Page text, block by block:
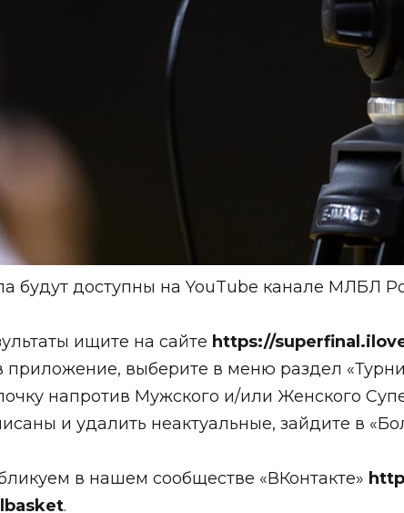
будут доступны на YouTube канале МЛБЛ
ищите на сайте https://
приложение, выберите в меню раздел
напротив Мужского и/или Женского
и удалить неактуальные, зайдите в
в нашем сообществе «ВКонтакте»
.